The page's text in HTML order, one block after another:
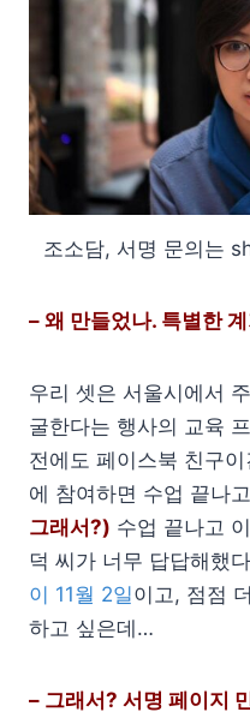
조소담, 서명 문의는
– 왜 만들었나. 특별한
우리 셋은 서울시에서
굴한다는 행사의 교육
전에도 페이스북 친구
에 참여하면 수업 끝나
그래서?) 수업 끝나고
덕 씨가 너무 답답해했
이 11월 2일이고, 점점
하고 싶은데…
– 그래서? 서명 페이지